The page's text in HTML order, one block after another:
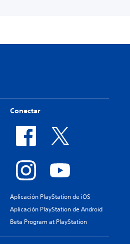
Conectar
Aplicación PlayStation de iOS
Aplicación PlayStation de Android
Beta Program at PlayStation